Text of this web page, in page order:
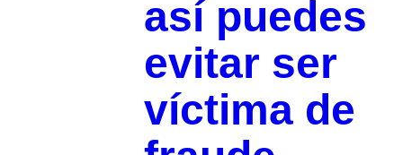
así puedes
evitar ser
víctima de